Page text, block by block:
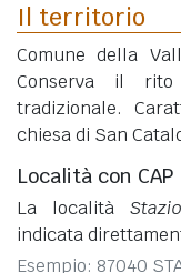
Il territorio
Comune della
Conserva il
tradizionale.
chiesa di San
Località con
La località
indicata
Esempio: 87040